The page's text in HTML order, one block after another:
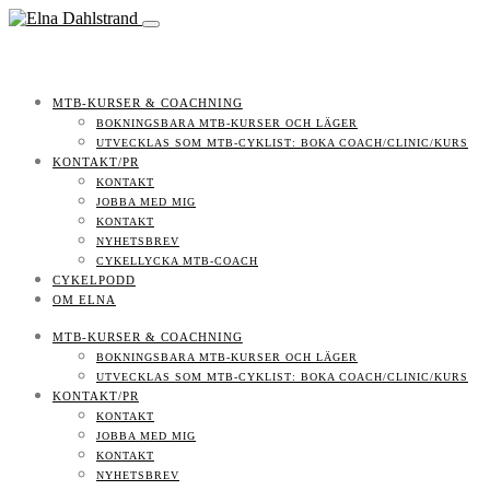
MTB-KURSER & COACHNING
BOKNINGSBARA MTB-KURSER OCH LÄGER
UTVECKLAS SOM MTB-CYKLIST: BOKA COACH/CLINIC/KURS
KONTAKT/PR
KONTAKT
JOBBA MED MIG
KONTAKT
NYHETSBREV
CYKELLYCKA MTB-COACH
CYKELPODD
OM ELNA
MTB-KURSER & COACHNING
BOKNINGSBARA MTB-KURSER OCH LÄGER
UTVECKLAS SOM MTB-CYKLIST: BOKA COACH/CLINIC/KURS
KONTAKT/PR
KONTAKT
JOBBA MED MIG
KONTAKT
NYHETSBREV